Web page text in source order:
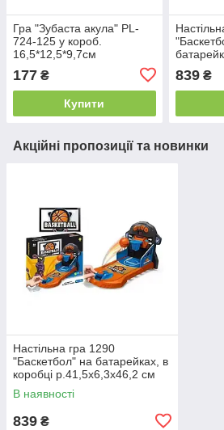
Гра "Зубаста акула" PL-
724-125 у короб.
16,5*12,5*9,7см
177 ₴
Купити
Toys
839₴
Акційні пропозиції та новинки
Настільна гра 1290
"Баскетбол" на батарейках, в
коробці р.41,5x6,3x46,2 см
YG Toys
В наявності
839 ₴